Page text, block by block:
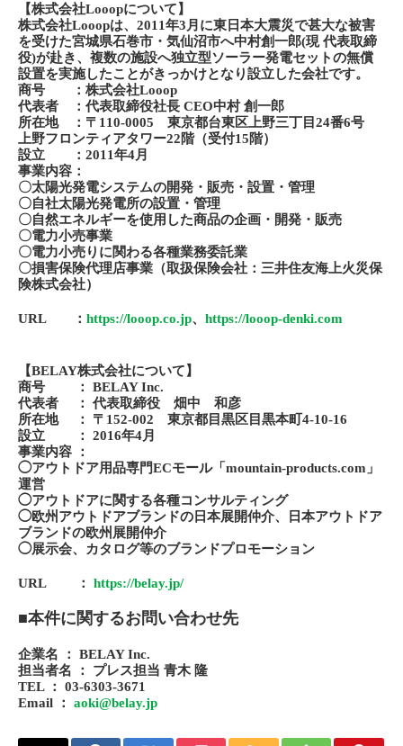
【株式会社Looopについて】
株式会社Looopは、2011年3月に東日本大震災で甚大な被害
を受けた宮城県石巻市・気仙沼市へ中村創一郎(現 代表取締
役)が赴き、複数の施設へ独立型ソーラー発電セットの無償
設置を実施したことがきっかけとなり設立した会社です。
商号 ：株式会社Looop
代表者 ：代表取締役社長 CEO中村 創一郎
所在地 ：〒110-0005 東京都台東区上野三丁目24番6号
上野フロンティアタワー22階（受付15階）
設立 ：2011年4月
事業内容：
〇太陽光発電システムの開発・販売・設置・管理
〇自社太陽光発電所の設置・管理
〇自然エネルギーを使用した商品の企画・開発・販売
〇電力小売事業
〇電力小売りに関わる各種業務委託業
〇損害保険代理店事業（取扱保険会社：三井住友海上火災保
険株式会社）
URL ： https://looop.co.jp、 https://looop-denki.com
【BELAY株式会社について】
商号 ： BELAY Inc.
代表者 ： 代表取締役 畑中 和彦
所在地 ： 〒152-002 東京都目黒区目黒本町4-10-16
設立 ： 2016年4月
事業内容 ：
◯アウトドア用品専門ECモール「mountain-products.com」
運営
◯アウトドアに関する各種コンサルティング
◯欧州アウトドアブランドの日本展開仲介、日本アウトドア
ブランドの欧州展開仲介
◯展示会、カタログ等のブランドプロモーション
URL ： https://belay.jp/
■本件に関するお問い合わせ先
企業名 ： BELAY Inc.
担当者名 ： プレス担当 青木 隆
TEL ： 03-6303-3671
Email ：
aoki@belay.jp